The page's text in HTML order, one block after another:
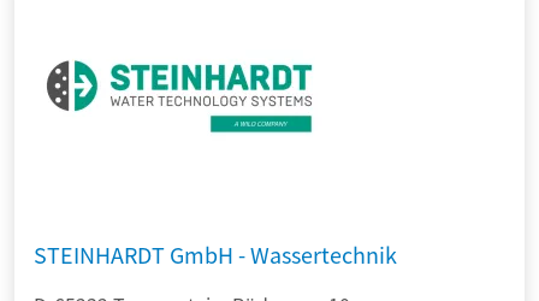
STEINHARDT GmbH - Wassertechnik